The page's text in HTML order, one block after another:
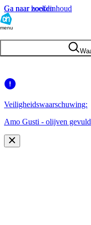
Ga naar hoofdinhoud
Ga naar zoeken
menu
Veiligheidswaarschuwing:
Amo Gusti - olijven